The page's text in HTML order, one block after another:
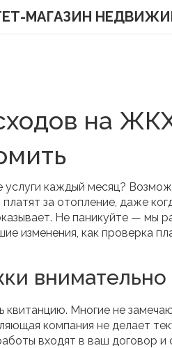
МАГАЗИН
на
каждый месяц?
за отопление, даже
Не паникуйте — мы
изменения, как проверка
внимательно
Многие не
компания не делает
входят в ваш договор